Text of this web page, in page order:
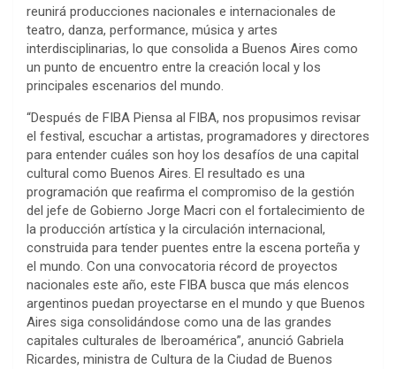
reunirá producciones nacionales e internacionales de
teatro, danza, performance, música y artes
interdisciplinarias, lo que consolida a Buenos Aires como
un punto de encuentro entre la creación local y los
principales escenarios del mundo.
“Después de FIBA Piensa al FIBA, nos propusimos revisar
el festival, escuchar a artistas, programadores y directores
para entender cuáles son hoy los desafíos de una capital
cultural como Buenos Aires. El resultado es una
programación que reafirma el compromiso de la gestión
del jefe de Gobierno Jorge Macri con el fortalecimiento de
la producción artística y la circulación internacional,
construida para tender puentes entre la escena porteña y
el mundo. Con una convocatoria récord de proyectos
nacionales este año, este FIBA busca que más elencos
argentinos puedan proyectarse en el mundo y que Buenos
Aires siga consolidándose como una de las grandes
capitales culturales de Iberoamérica”, anunció Gabriela
Ricardes, ministra de Cultura de la Ciudad de Buenos